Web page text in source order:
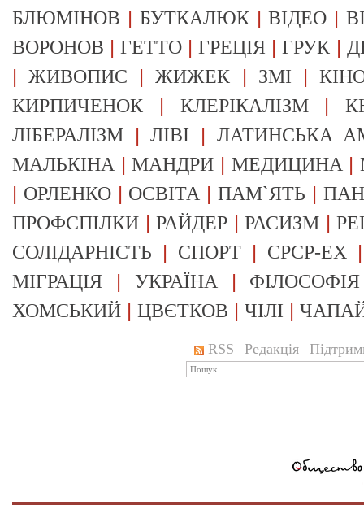
БЛЮМІНОВ | БУТКАЛЮК|ВІДЕО |
ВОРОНОВ |ГЕТТО |ГРЕЦІЯ |ГРУК |
|ЖИВОПИС |ЖИЖЕК | ЗМІ |
КИРПИЧЕНОК | КЛЕРІКАЛІЗМ|
ЛІБЕРАЛІЗМ |ЛІВІ | ЛАТИНСЬКА
МАЛЬКІНА |МАНДРИ | МЕДИЦИНА |
| ОРЛЕНКО| ОСВІТА |ПАМ`ЯТЬ |
ПРОФСПІЛКИ |РАЙДЕР |РАСИЗМ |
СОЛІДАРНІСТЬ | СПОРТ | СРСР-EX
МІГРАЦІЯ | УКРАЇНА | ФІЛОСОФІЯ
ХОМСЬКИЙ | ЦВЄТКОВ | ЧІЛІ |
RSS Редакція